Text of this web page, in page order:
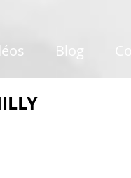
Blog